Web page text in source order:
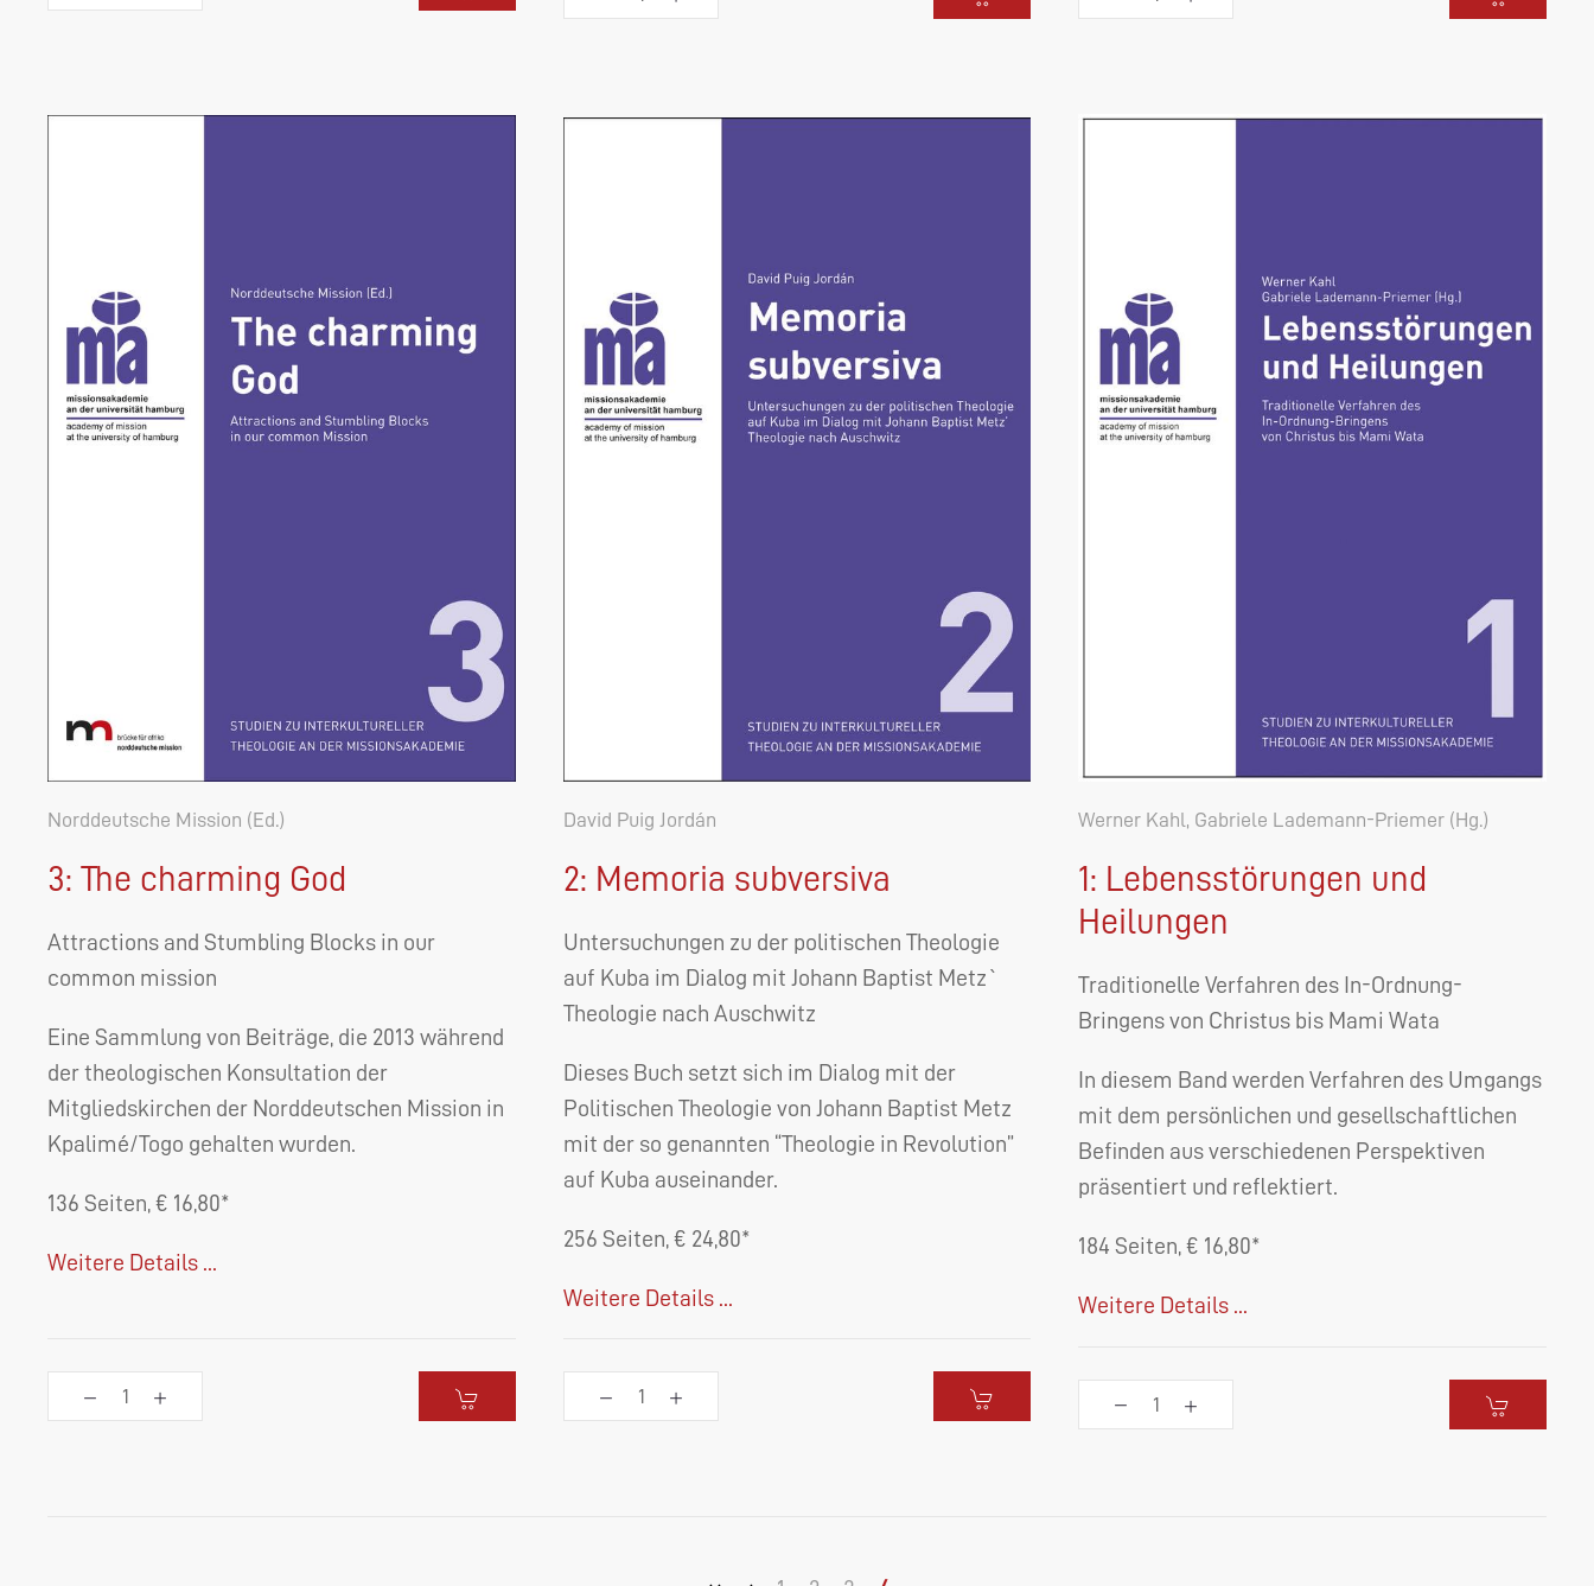
Norddeutsche Mission (Ed.)
3: The charming God
Attractions and Stumbling Blocks in our
common mission
Eine Sammlung von Beiträge, die 2013 während
der theologischen Konsultation der
Mitgliedskirchen der Norddeutschen Mission in
Kpalimé/Togo gehalten wurden.
136 Seiten, € 16,80*
Weitere Details ...
David Puig Jordán
2: Memoria subversiva
Untersuchungen zu der politischen Theologie
auf Kuba im Dialog mit Johann Baptist Metz`
Theologie nach Auschwitz
Dieses Buch setzt sich im Dialog mit der
Politischen Theologie von Johann Baptist Metz
mit der so genannten “Theologie in Revolution”
auf Kuba auseinander.
256 Seiten, € 24,80*
Weitere Details ...
Werner Kahl, Gabriele Lademann-Priemer (Hg.)
1: Lebensstörungen und
Heilungen
Traditionelle Verfahren des In-Ordnung-
Bringens von Christus bis Mami Wata
In diesem Band werden Verfahren des Umgangs
mit dem persönlichen und gesellschaftlichen
Befinden aus verschiedenen Perspektiven
präsentiert und reflektiert.
184 Seiten, € 16,80*
Weitere Details ...